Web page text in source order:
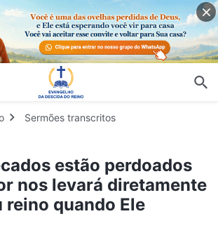
Sermões transcritos
estão perdoados
nos levará diretamente
reino quando Ele